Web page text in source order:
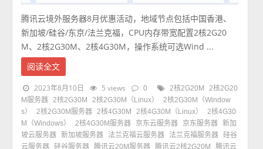
腾讯云境外服务器8月优惠活动，地域节点包括中国香港、
新加坡/硅谷/东京/法兰克福，CPU内存带宽配置2核2G20
M、2核2G30M、2核4G30M，操作系统可选Wind ...
阅读全文
2023年8月10日 5 views 0 2核2G20M
2核2G20
M服务器
2核2G30M 2核2G30M（Linux）
2核2G30M（Window
s）
2核2G30M服务器 2核4G30M 2核4G30M（Linux）
2核4G30
M（Windows）
2核4G30M服务器 京东云服务器 京东服务器 新加
坡云服务器 新加坡服务器 法兰克福云服务器 法兰克福服务器 硅谷
云服务器 硅谷服务器 腾讯云20M服务器 腾讯云2核2G20M 腾讯云